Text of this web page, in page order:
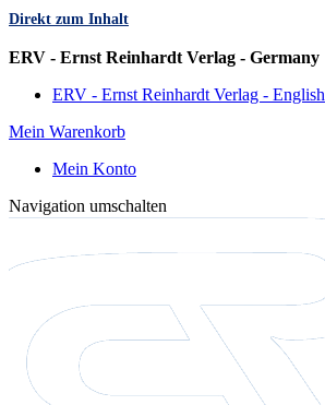
Direkt zum Inhalt
ERV - Ernst Reinhardt Verlag - Germany
ERV - Ernst Reinhardt Verlag - English
Mein Warenkorb
Mein Konto
Navigation umschalten